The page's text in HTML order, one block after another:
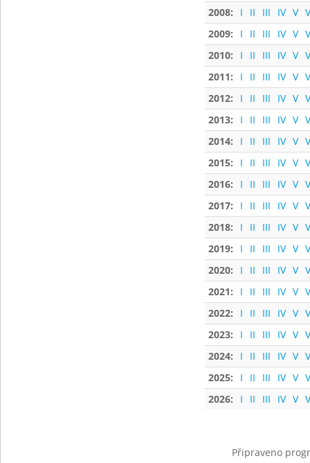
2008:
I II III IV V
2009:
I II III IV V
2010:
I II III IV V
2011:
I II III IV V
2012:
I II III IV V
2013:
I II III IV V
2014:
I II III IV V
2015:
I II III IV V
2016:
I II III IV V
2017:
I II III IV V
2018:
I II III IV V
2019:
I II III IV V
2020:
I II III IV V
2021:
I II III IV V
2022:
I II III IV V
2023:
I II III IV V
2024:
I II III IV V
2025:
I II III IV V
2026:
I II III IV V
Připraveno